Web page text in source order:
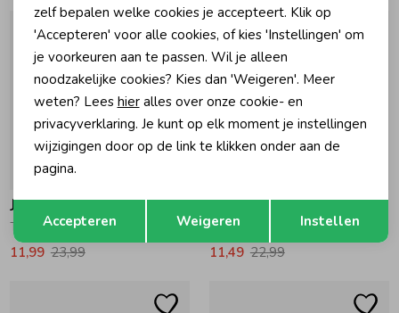
Jubel
T-shirt AOP - Salsa Sunset 360 Zalm
11,99 23,99
Jubel
11,49 22,99
Opslaan
zelf bepalen welke cookies je accepteert. Klik op
'Accepteren' voor alle cookies, of kies 'Instellingen' om
je voorkeuren aan te passen. Wil je alleen
noodzakelijke cookies? Kies dan 'Weigeren'. Meer
weten? Lees hieralles over onze cookie- en
privacyverklaring. Je kunt op elk moment je instellingen
wijzigingen door op de link te klikken onder aan de
pagina.
Accepteren Weigeren Instellen